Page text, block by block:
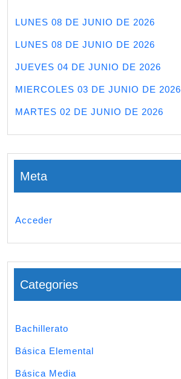
LUNES 08 DE JUNIO DE 2026
LUNES 08 DE JUNIO DE 2026
JUEVES 04 DE JUNIO DE 2026
MIERCOLES 03 DE JUNIO DE 2026
MARTES 02 DE JUNIO DE 2026
Meta
Acceder
Categories
Bachillerato
Básica Elemental
Básica Media